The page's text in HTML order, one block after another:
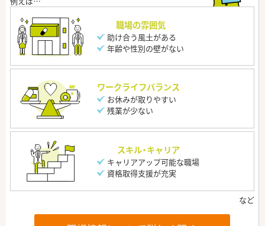
職場の雰囲気
助け合う風土がある
年齢や性別の壁がない
ワークライフバランス
お休みが取りやすい
残業が少ない
スキル・キャリア
キャリアアップ可能な職場
資格取得支援が充実